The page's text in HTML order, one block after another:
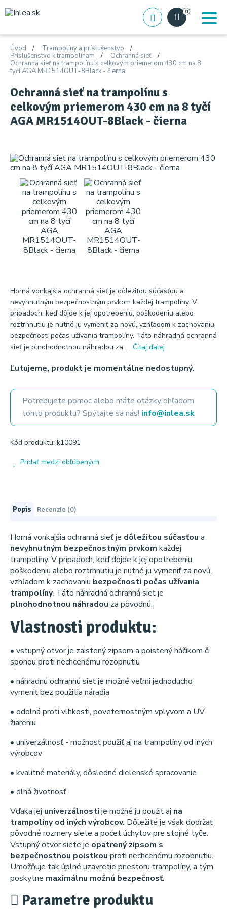
0
Úvod
Trampolíny a príslušenstvo
Príslušenstvo k trampolínam
Ochranná sieť
Ochranná sieť na trampolínu s celkovým priemerom 430 cm na 8
tyčí AGA MR1514OUT-8Black - čierna
Ochranná sieť na trampolínu s
celkovým priemerom 430 cm na 8 tyčí
AGA MR1514OUT-8Black - čierna
Horná vonkajšia ochranná sieť je dôležitou súčasťou a
nevyhnutným bezpečnostným prvkom každej trampolíny. V
prípadoch, keď dôjde k jej opotrebeniu, poškodeniu alebo
roztrhnutiu je nutné ju vymeniť za novú, vzhľadom k zachovaniu
bezpečnosti počas užívania trampolíny. Táto náhradná ochranná
sieť je plnohodnotnou náhradou za ... Čítaj ďalej
Ľutujeme, produkt je momentálne nedostupný.
Potrebujete pomoc alebo máte otázky ohľadom
tohto produktu? Spýtajte sa nás! info@inlea.sk
Kód produktu: k10091
Pridať medzi obľúbených
Popis Recenzie (0)
Horná vonkajšia ochranná sieť je dôležitou súčasťou a
nevyhnutným bezpečnostným prvkom každej
trampolíny. V prípadoch, keď dôjde k jej opotrebeniu,
poškodeniu alebo roztrhnutiu je nutné ju vymeniť za novú,
vzhľadom k zachovaniu bezpečnosti počas užívania
trampolíny. Táto náhradná ochranná sieť je
plnohodnotnou náhradou za pôvodnú.
Vlastnosti produktu:
• vstupný otvor je zaistený zipsom a poistený háčikom či
sponou proti nechcenému rozopnutiu
• náhradnú ochrannú sieť je možné veľmi jednoducho
vymeniť bez použitia náradia
• odolná proti vlhkosti, poveternostným vplyvom a UV
žiareniu
• univerzálnosť - možnosť použiť aj na trampolíny od iných
výrobcov
• kvalitné materiály, dôsledné dielenské spracovanie
• dlhá životnosť
Vďaka jej univerzálnosti je možné ju použiť aj na
trampolíny od iných výrobcov. Dôležité je však dodržať
pôvodné rozmery siete a počet úchytov pre stojné tyče.
Vstupný otvor siete je opatrený zipsom s
bezpečnostnou poistkou proti nechcenému rozopnutiu.
Umožňuje tak úplné uzavretie priestoru trampolíny, a tým
poskytne maximálnu možnú bezpečnosť.
Parametre produktu